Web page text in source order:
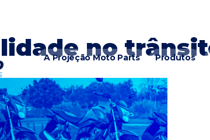
A Projeção Moto Parts Produtos
no